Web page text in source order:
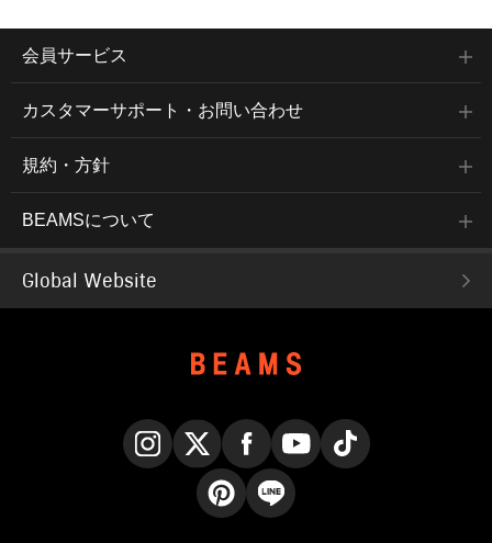
会員サービス
カスタマーサポート・お問い合わせ
規約・方針
BEAMSについて
Global Website